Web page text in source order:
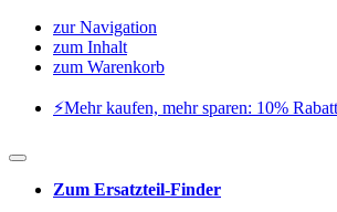
zur Navigation
zum Inhalt
zum Warenkorb
⚡️Mehr kaufen, mehr sparen: 10%
Zum Ersatzteil-Finder